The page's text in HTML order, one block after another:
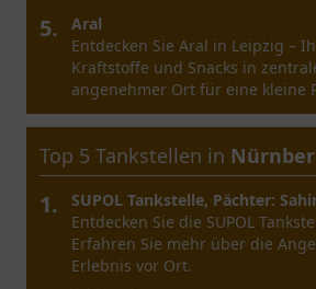
5.
Aral
Entdecken Sie Aral in Leipzig –
Kraftstoffe und Snacks in
angenehmer Ort für eine kleine
Top 5 Tankstellen in
1.
SUPOL Tankstelle, Pächter:
Entdecken Sie die SUPOL
Erfahren Sie mehr über die
Erlebnis vor Ort.